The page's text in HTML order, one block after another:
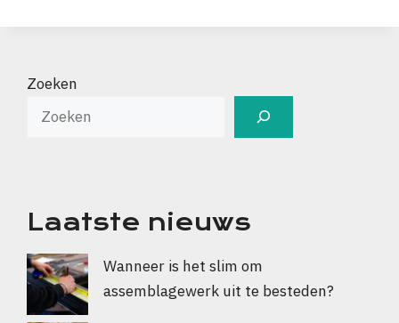
Zoeken
Laatste nieuws
Wanneer is het slim om
assemblagewerk uit te besteden?